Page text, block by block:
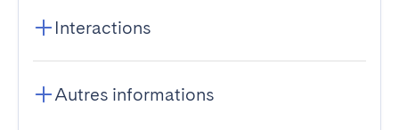
Interactions
Autres informations